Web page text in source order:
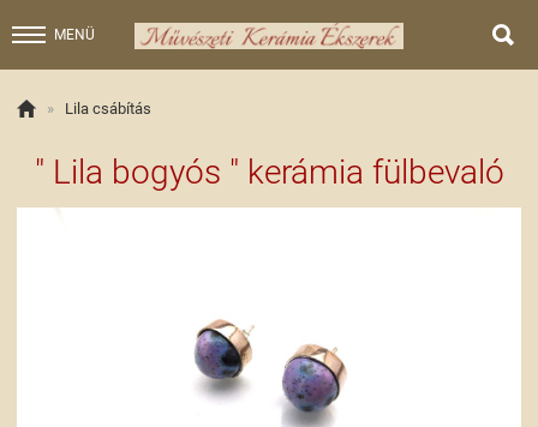
MENÜ 
 » Lila csábítás
" Lila bogyós " kerámia fülbevaló